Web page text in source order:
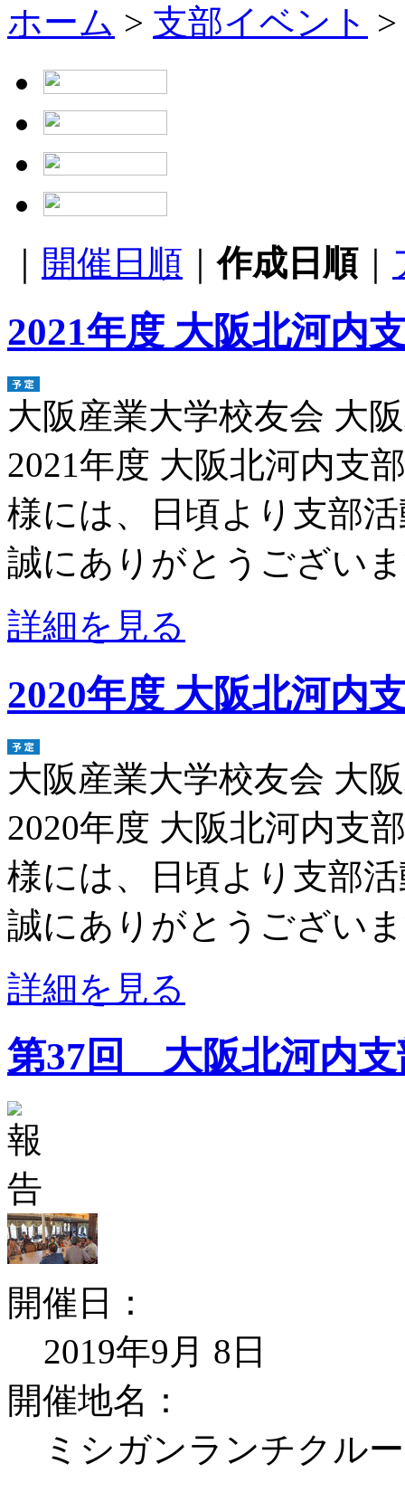
ホーム > 支部イベント
開催日順 ｜作成日順｜
2021年度 大阪北河内
大阪産業大学校友会 大
2021年度 大阪北河内支
様には、日頃より支部
誠にありがとうござい
詳細を見る
2020年度 大阪北河内
大阪産業大学校友会 大
2020年度 大阪北河内支
様には、日頃より支部
誠にありがとうござい
詳細を見る
第37回 大阪北河内支
開催日：
2019年9月 8日
開催地名：
ミシガンランチクル